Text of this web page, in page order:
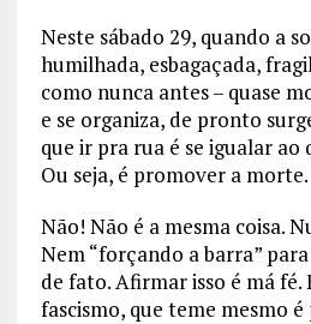
Neste sábado 29, quando a
humilhada, esbagaçada,
como nunca antes – quase
e se organiza, de pronto
que ir pra rua é se igualar ao
Ou seja, é promover a morte.
Não! Não é a mesma coisa.
Nem “forçando a barra”
de fato. Afirmar isso é má fé.
fascismo, que teme mesmo